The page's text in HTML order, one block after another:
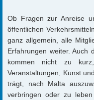
Ob Fragen zur Anreise
öffentlichen
ganz allgemein, alle
Erfahrungen weiter. Auch
kommen nicht zu
Veranstaltungen, Kunst
trägt, nach Malta
verbringen oder zu